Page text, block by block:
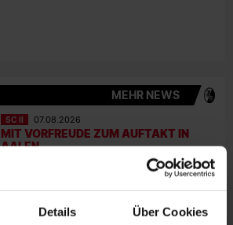
Details Über Cookies
MEHR NEWS
SC II 07.08.2026
MIT VORFREUDE ZUM AUFTAKT IN
AALEN
SC II 05.08.2026
MIT FREUDE AM FUSSBALL UND R
ICHTIG GUTEN TALENTEN